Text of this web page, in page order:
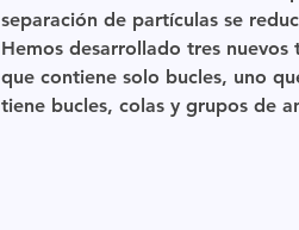
separación de partículas se
Hemos desarrollado tres
que contiene solo bucles, uno
tiene bucles, colas y grupos de